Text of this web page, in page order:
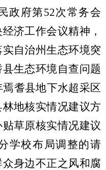
政府第52次常务会
济工作会议精神 ，
自治州生态环境突
生态环境自查问题
焉耆县地下水超采区
地核实情况建议方
草原核实情况建议
学校布局调整的请
众身边不正之风和腐